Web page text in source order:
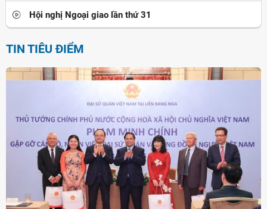
Hội nghị Ngoại giao lần thứ 31
TIN TIÊU ĐIỂM